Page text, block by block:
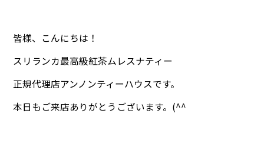
皆様、こんにちは！
スリランカ最高級紅茶ムレスナティー
正規代理店アンノンティーハウスです。
本日もご来店ありがとうございます。(^^